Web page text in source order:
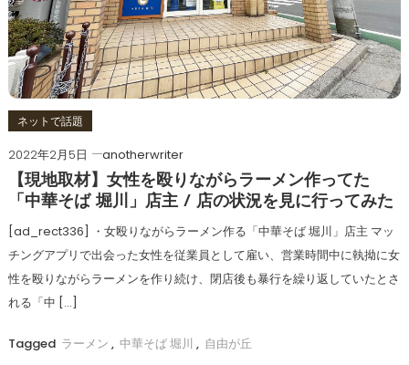
ネットで話題
2022年2月5日
anotherwriter
【現地取材】女性を殴りながらラーメン作ってた
「中華そば 堀川」店主 / 店の状況を見に行ってみた
[ad_rect336] ・女殴りながらラーメン作る「中華そば 堀川」店主 マッ
チングアプリで出会った女性を従業員として雇い、営業時間中に執拗に女
性を殴りながらラーメンを作り続け、閉店後も暴行を繰り返していたとさ
れる「中 […]
Tagged ラーメン , 中華そば 堀川 , 自由が丘